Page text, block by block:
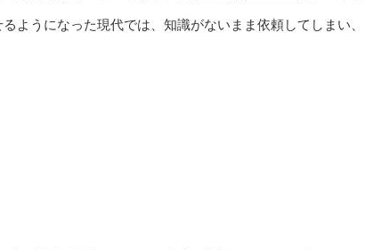
ようになった現代では、知識がないまま依頼してしまい、